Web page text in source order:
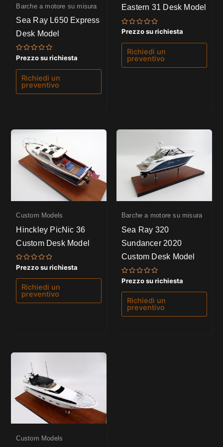
Barche a motore su misura
Sea Ray L650 Express
Desk Model
Valutato
0
su
Prezzo su richiesta
Richiedi un
preventivo
Eastern 31 Desk Model
Valutato
su
Prezzo su richiesta
Richiedi un
preventivo
Custom Models
Hinckley PicNic 36
Custom Desk Model
Valutato
0
su
Prezzo su richiesta
Richiedi un
preventivo
Barche a motore su misura
Sea Ray 320
Sundancer 2020
Custom Desk Model
Valutato
0
su
Prezzo su richiesta
Richiedi un
preventivo
Custom Models